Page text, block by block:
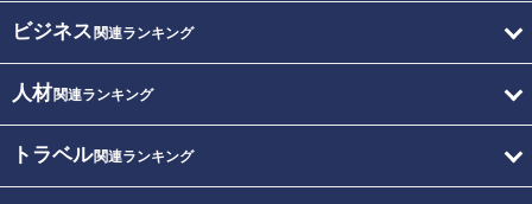
ビジネス 関連ランキング
人材関連ランキング
トラベル関連ランキング